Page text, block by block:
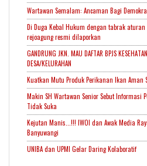
Wartawan Semalam: Ancaman Bagi
Di Duga Kebal Hukum dengan tabrak
rejoagung resmi dilaporkan
GANDRUNG JKN. MAU DAFTAR BPJS
DESA/KELURAHAN
Kuatkan Mutu Produk Perikanan Ikan Aman
Makin SH Wartawan Senior Sebut Informasi
Tidak Suka
Kejutan Manis...!!! IWOI dan Awak Media
Banyuwangi
UNIBA dan UPMI Gelar Daring Kolaboratif